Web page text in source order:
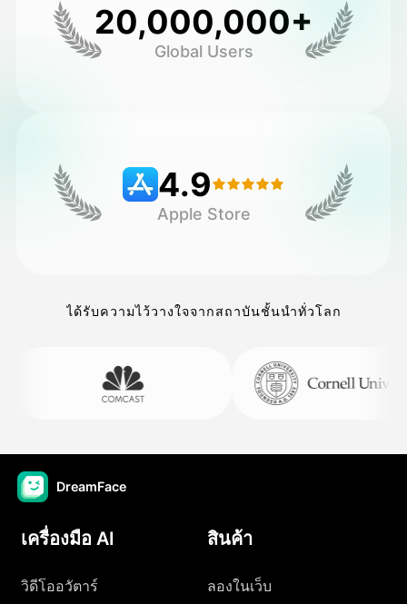
20,000,000+
Global Users
4.9
Apple Store
ได้รับความไว้วางใจจากสถาบันชั้นนำทั่วโลก
DreamFace
เครื่องมือ AI
วิดีโออวัตาร์
สินค้า
ลองในเว็บ